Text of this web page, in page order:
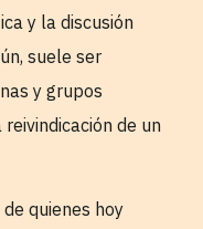
y la discusión
suele ser
y grupos
de un
quienes hoy